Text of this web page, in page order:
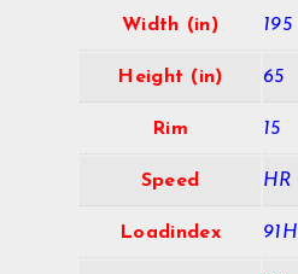
Width (in) 195
Height (in) 65
Rim 15
Speed HR
Loadindex 91H